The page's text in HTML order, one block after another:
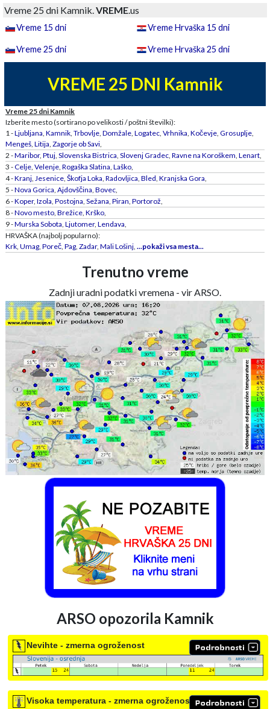
Vreme 25 dni Kamnik.VREME.us
Vreme 15 dni Vreme Hrvaška 15 dni
Vreme 25 dni Vreme Hrvaška 25 dni
VREME 25 DNI Kamnik
Vreme 25 dni Kamnik
Izberite mesto (sortirano po velikosti / poštni številki):
1 -Ljubljana, Kamnik, Trbovlje, Domžale, Logatec, Vrhnika, Kočevje, Grosuplje,
Mengeš, Litija, Zagorje ob Savi,
2 -Maribor, Ptuj, Slovenska Bistrica, Slovenj Gradec, Ravne na Koroškem, Lenart,
3 -Celje, Velenje, Rogaška Slatina, Laško,
4 -Kranj, Jesenice, Škofja Loka, Radovljica, Bled, Kranjska Gora,
5 -Nova Gorica, Ajdovščina, Bovec,
6 -Koper, Izola, Postojna, Sežana, Piran, Portorož,
8 -Novo mesto, Brežice, Krško,
9 -Murska Sobota, Ljutomer, Lendava,
HRVAŠKA (najbolj popularno):
Krk, Umag, Poreč, Pag, Zadar, Mali Lošinj, ...pokaži vsa mesta...
Trenutno vreme
Zadnji uradni podatki vremena - vir ARSO.
ARSO opozorila Kamnik
Nevihte - zmerna ogroženost
Visoka temperatura - zmerna ogroženost